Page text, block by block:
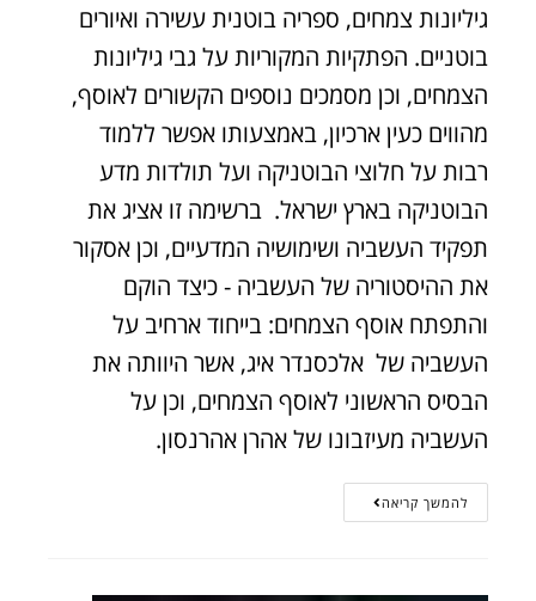
גיליונות צמחים, ספריה בוטנית עשירה ואיורים
בוטניים. הפתקיות המקוריות על גבי גיליונות
הצמחים, וכן מסמכים נוספים הקשורים לאוסף,
מהווים כעין ארכיון, באמצעותו אפשר ללמוד
רבות על חלוצי הבוטניקה ועל תולדות מדע
הבוטניקה בארץ ישראל. ברשימה זו אציג את
תפקיד העשביה ושימושיה המדעיים, וכן אסקור
את ההיסטוריה של העשביה - כיצד הוקם
והתפתח אוסף הצמחים: בייחוד ארחיב על
העשביה של אלכסנדר איג, אשר היוותה את
הבסיס הראשוני לאוסף הצמחים, וכן על
העשביה מעיזבונו של אהרן אהרנסון.
להמשך קריאה